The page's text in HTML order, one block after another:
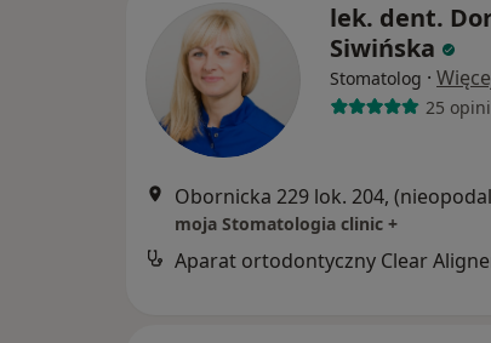
lek. dent.
Siwińska
Stomatolog ·
25
moja Stomatologia clinic +
Aparat ortodontyczny Clear